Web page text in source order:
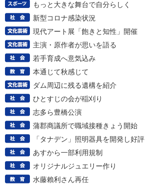
もっと大きな舞台で自分らしく
新型コロナ感染状況
現代アート展「飽きと知性」開催
主演・原作者が思いを語る
若手育成へ意気込み
本通じて秋感じて
ダム周辺に残る遺構を紹介
ひとすじの会が稲刈り
志多ら豊橋公演
蒲郡商議所で職域接種きょう開始
「タナデン」照明器具を開発し好評
あすから一部利用規制
オリジナルジュエリー作り
水藤賴利さん再任